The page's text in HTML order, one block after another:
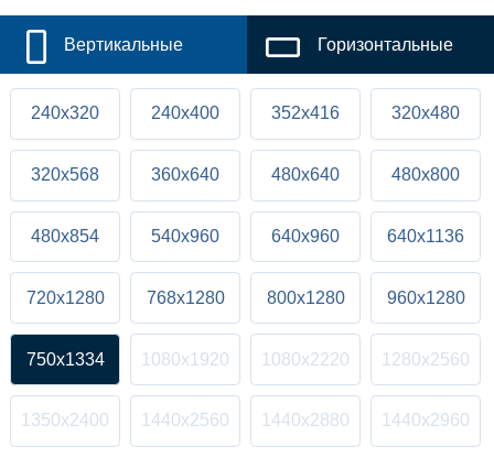
Вертикальные Горизонтальные
240x320 240x400 352x416 320x480
320x568 360x640 480x640 480x800
480x854 540x960 640x960 640x1136
720x1280 768x1280 800x1280 960x1280
750x1334 1080x1920 1080x2220 1280x2560
1350x2400 1440x2560 1440x2880 1440x2960